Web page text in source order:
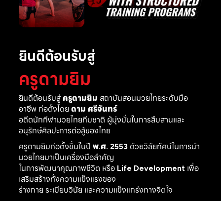
ยินดีต้อนรับสู่
ครูดามยิม
ยินดีต้อนรับสู่ ครูดามยิม สถาบันสอนมวยไทยระดับมือ
อาชีพ ก่อตั้งโดย ดาม ศรีจันทร์
อดีตนักกีฬามวยไทยทีมชาติ ผู้มุ่งมั่นในการสืบสานและ
อนุรักษ์ศิลปะการต่อสู้ของไทย
ครูดามยิมก่อตั้งขึ้นในปี พ.ศ. 2553ด้วยวิสัยทัศน์ในการนำ
มวยไทยมาเป็นเครื่องมือสำคัญ
ในการพัฒนาคุณภาพชีวิต หรือ Life Developmentเพื่อ
เสริมสร้างทั้งความแข็งแรงของ
ร่างกาย ระเบียบวินัย และความแข็งแกร่งทางจิตใจ